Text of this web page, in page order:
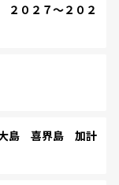
０２７～２０２
島 喜界島 加計